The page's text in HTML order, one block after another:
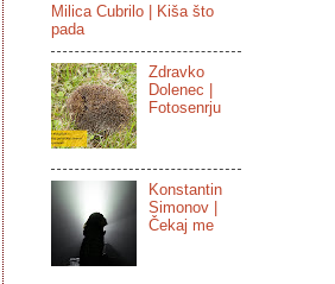
Milica Cubrilo | Kiša što
pada
Zdravko
Dolenec |
Fotosenrju
Konstantin
Simonov |
Čekaj me